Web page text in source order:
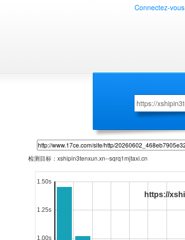
Connectez-vous
检测目标： xshipin3tenxun.xn--sqrq1mjtaxi.cn